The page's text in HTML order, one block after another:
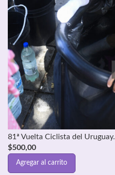
81ª Vuelta Ciclista del Uruguay.
$500,00
Agregar al carrito